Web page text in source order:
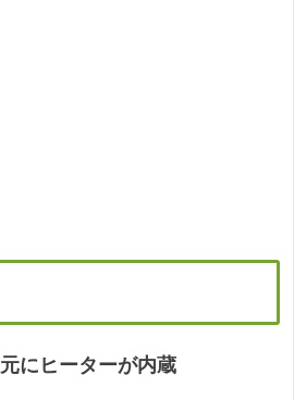
にヒーターが内蔵